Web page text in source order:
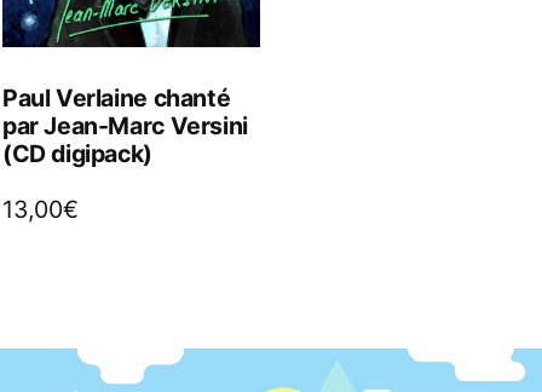
Paul Verlaine chanté
par Jean-Marc Versini
(CD digipack)
13,00€